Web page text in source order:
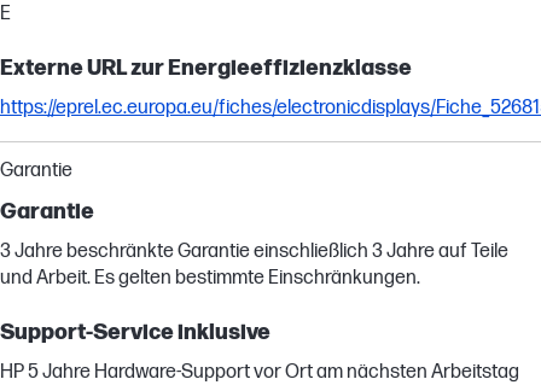
E
Externe URL zur Energieeffizienzklasse
https://eprel.ec.europa.eu/fiches/electronicdisplays/
Garantie
Garantie
3 Jahre beschränkte Garantie einschließlich 3 Jahre auf Teile
und Arbeit. Es gelten bestimmte Einschränkungen.
Support-Service inklusive
HP 5 Jahre Hardware-Support vor Ort am nächsten Arbeitstag